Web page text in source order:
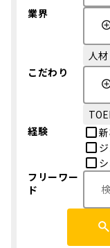
業界
人材
こだわり
経験
フリーワー
ド